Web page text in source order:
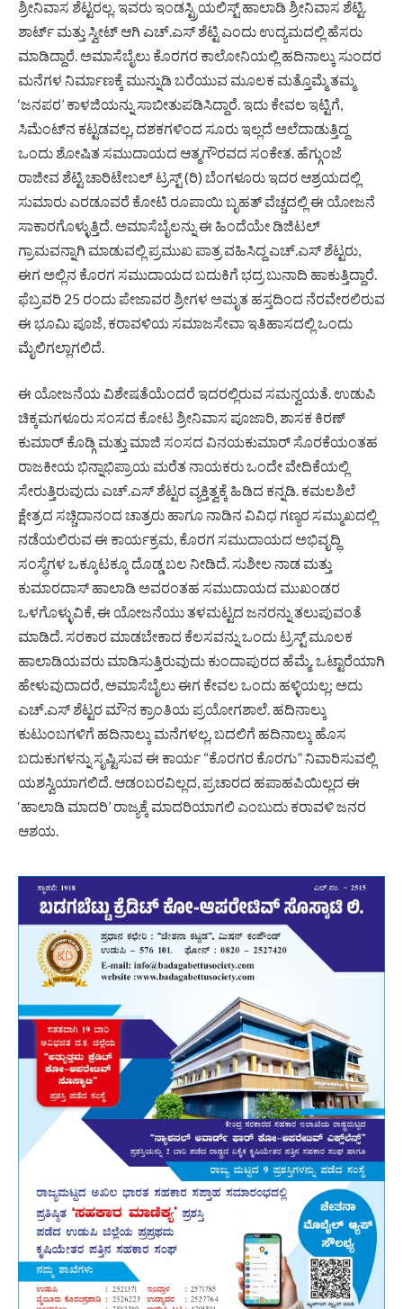
ಶ್ರೀನಿವಾಸ ಶೆಟ್ಟರಲ್ಲ. ಇವರು ಇಂಡಸ್ಟ್ರಿಯಲಿಸ್ಟ್ ಹಾಲಾಡಿ ಶ್ರೀನಿವಾಸ ಶೆಟ್ಟಿ.
ಶಾರ್ಟ್ ಮತ್ತು ಸ್ವೀಟ್ ಆಗಿ ಎಚ್.ಎಸ್ ಶೆಟ್ಟಿ ಎಂದು ಉದ್ಯಮದಲ್ಲಿ ಹೆಸರು
ಮಾಡಿದ್ದಾರೆ. ಅಮಾಸೆಬೈಲು ಕೊರಗರ ಕಾಲೋನಿಯಲ್ಲಿ ಹದಿನಾಲ್ಕು ಸುಂದರ
ಮನೆಗಳ ನಿರ್ಮಾಣಕ್ಕೆ ಮುನ್ನುಡಿ ಬರೆಯುವ ಮೂಲಕ ಮತ್ತೊಮ್ಮೆ ತಮ್ಮ
‘ಜನಪರ’ ಕಾಳಜಿಯನ್ನು ಸಾಬೀತುಪಡಿಸಿದ್ದಾರೆ. ಇದು ಕೇವಲ ಇಟ್ಟಿಗೆ,
ಸಿಮೆಂಟ್‌ನ ಕಟ್ಟಡವಲ್ಲ, ದಶಕಗಳಿಂದ ಸೂರು ಇಲ್ಲದೆ ಅಲೆದಾಡುತ್ತಿದ್ದ
ಒಂದು ಶೋಷಿತ ಸಮುದಾಯದ ಆತ್ಮಗೌರವದ ಸಂಕೇತ. ಹೆಗ್ಗುಂಜೆ
ರಾಜೀವ ಶೆಟ್ಟಿ ಚಾರಿಟೇಬಲ್ ಟ್ರಸ್ಟ್ (ರಿ) ಬೆಂಗಳೂರು ಇದರ ಆಶ್ರಯದಲ್ಲಿ
ಸುಮಾರು ಎರಡೂವರೆ ಕೋಟಿ ರೂಪಾಯಿ ಬೃಹತ್ ವೆಚ್ಚದಲ್ಲಿ ಈ ಯೋಜನೆ
ಸಾಕಾರಗೊಳ್ಳುತ್ತಿದೆ. ಅಮಾಸೆಬೈಲನ್ನು ಈ ಹಿಂದೆಯೇ ಡಿಜಿಟಲ್
ಗ್ರಾಮವನ್ನಾಗಿ ಮಾಡುವಲ್ಲಿ ಪ್ರಮುಖ ಪಾತ್ರ ವಹಿಸಿದ್ದ ಎಚ್.ಎಸ್ ಶೆಟ್ಟರು,
ಈಗ ಅಲ್ಲಿನ ಕೊರಗ ಸಮುದಾಯದ ಬದುಕಿಗೆ ಭದ್ರ ಬುನಾದಿ ಹಾಕುತ್ತಿದ್ದಾರೆ.
ಫೆಬ್ರವರಿ 25 ರಂದು ಪೇಜಾವರ ಶ್ರೀಗಳ ಅಮೃತ ಹಸ್ತದಿಂದ ನೆರವೇರಲಿರುವ
ಈ ಭೂಮಿ ಪೂಜೆ, ಕರಾವಳಿಯ ಸಮಾಜಸೇವಾ ಇತಿಹಾಸದಲ್ಲಿ ಒಂದು
ಮೈಲಿಗಲ್ಲಾಗಲಿದೆ.
​ಈ ಯೋಜನೆಯ ವಿಶೇಷತೆಯೆಂದರೆ ಇದರಲ್ಲಿರುವ ಸಮನ್ವಯತೆ. ಉಡುಪಿ
ಚಿಕ್ಕಮಗಳೂರು ಸಂಸದ ಕೋಟ ಶ್ರೀನಿವಾಸ ಪೂಜಾರಿ, ಶಾಸಕ ಕಿರಣ್
ಕುಮಾರ್ ಕೊಡ್ಗಿ ಮತ್ತು ಮಾಜಿ ಸಂಸದ ವಿನಯಕುಮಾರ್ ಸೊರಕೆಯಂತಹ
ರಾಜಕೀಯ ಭಿನ್ನಾಭಿಪ್ರಾಯ ಮರೆತ ನಾಯಕರು ಒಂದೇ ವೇದಿಕೆಯಲ್ಲಿ
ಸೇರುತ್ತಿರುವುದು ಎಚ್.ಎಸ್ ಶೆಟ್ಟರ ವ್ಯಕ್ತಿತ್ವಕ್ಕೆ ಹಿಡಿದ ಕನ್ನಡಿ. ​ಕಮಲಶಿಲೆ
ಕ್ಷೇತ್ರದ ಸಚ್ಚಿದಾನಂದ ಚಾತ್ರರು ಹಾಗೂ ನಾಡಿನ ವಿವಿಧ ಗಣ್ಯರ ಸಮ್ಮುಖದಲ್ಲಿ
ನಡೆಯಲಿರುವ ಈ ಕಾರ್ಯಕ್ರಮ, ಕೊರಗ ಸಮುದಾಯದ ಅಭಿವೃದ್ಧಿ
ಸಂಸ್ಥೆಗಳ ಒಕ್ಕೂಟಕ್ಕೂ ದೊಡ್ಡ ಬಲ ನೀಡಿದೆ. ಸುಶೀಲ ನಾಡ ಮತ್ತು
ಕುಮಾರದಾಸ್ ಹಾಲಾಡಿ ಅವರಂತಹ ಸಮುದಾಯದ ಮುಖಂಡರ
ಒಳಗೊಳ್ಳುವಿಕೆ, ಈ ಯೋಜನೆಯು ತಳಮಟ್ಟದ ಜನರನ್ನು ತಲುಪುವಂತೆ
ಮಾಡಿದೆ. ಸರಕಾರ ಮಾಡಬೇಕಾದ ಕೆಲಸವನ್ನು ಒಂದು ಟ್ರಸ್ಟ್ ಮೂಲಕ
ಹಾಲಾಡಿಯವರು ಮಾಡಿಸುತ್ತಿರುವುದು ಕುಂದಾಪುರದ ಹೆಮ್ಮೆ. ಒಟ್ಟಾರೆಯಾಗಿ
ಹೇಳುವುದಾದರೆ, ಅಮಾಸೆಬೈಲು ಈಗ ಕೇವಲ ಒಂದು ಹಳ್ಳಿಯಲ್ಲ; ಅದು
ಎಚ್.ಎಸ್ ಶೆಟ್ಟರ ಮೌನ ಕ್ರಾಂತಿಯ ಪ್ರಯೋಗಶಾಲೆ. ಹದಿನಾಲ್ಕು
ಕುಟುಂಬಗಳಿಗೆ ಹದಿನಾಲ್ಕು ಮನೆಗಳಲ್ಲ, ಬದಲಿಗೆ ಹದಿನಾಲ್ಕು ಹೊಸ
ಬದುಕುಗಳನ್ನು ಸೃಷ್ಟಿಸುವ ಈ ಕಾರ್ಯ “ಕೊರಗರ ಕೊರಗು” ನಿವಾರಿಸುವಲ್ಲಿ
ಯಶಸ್ವಿಯಾಗಲಿದೆ. ಆಡಂಬರವಿಲ್ಲದ, ಪ್ರಚಾರದ ಹಪಾಹಪಿಯಿಲ್ಲದ ಈ
‘ಹಾಲಾಡಿ ಮಾದರಿ’ ರಾಜ್ಯಕ್ಕೆ ಮಾದರಿಯಾಗಲಿ ಎಂಬುದು ಕರಾವಳಿ ಜನರ
ಆಶಯ.